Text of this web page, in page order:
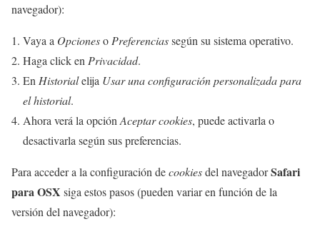
navegador):
Vaya a Opcioneso Preferenciassegún su sistema operativo.
Haga click en Privacidad.
En Historialelija Usar una configuración personalizada para
el historial.
Ahora verá la opción Aceptar cookies, puede activarla o
desactivarla según sus preferencias.
Para acceder a la configuración decookiesdel navegadorSafari
para OSX siga estos pasos (pueden variar en función de la
versión del navegador):